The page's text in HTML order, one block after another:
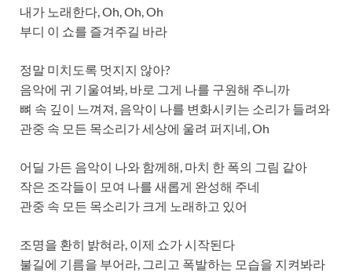
내가 노래한다, Oh, Oh, Oh
부디 이 쇼를 즐겨주길 바라
정말 미치도록 멋지지 않아?
음악에 귀 기울여봐, 바로 그게 나를 구원해 주니까
뼈 속 깊이 느껴져, 음악이 나를 변화시키는 소리가 들려와
관중 속 모든 목소리가 세상에 울려 퍼지네, Oh
어딜 가든 음악이 나와 함께해, 마치 한 폭의 그림 같아
작은 조각들이 모여 나를 새롭게 완성해 주네
관중 속 모든 목소리가 크게 노래하고 있어
조명을 환히 밝혀라, 이제 쇼가 시작된다
불길에 기름을 부어라, 그리고 폭발하는 모습을 지켜봐라